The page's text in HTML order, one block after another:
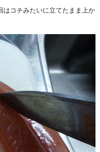
はコチみたいに立てたまま上か